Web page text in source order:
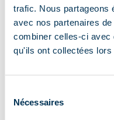
trafic. Nous partageons
avec nos partenaires
combiner celles-ci avec
qu'ils ont collectées
Nécessaires
Dans la Réserve
chiens sont admis en
jusqu’au refuge du
Fruit ou le Refuge du
Côté baignade, la
de montagne, et